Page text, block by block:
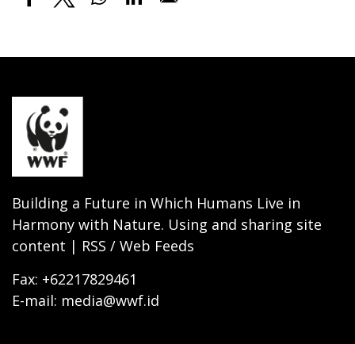
Building a Future in Which Humans Live in
Harmony with Nature. Using and sharing site
content | RSS / Web Feeds
Fax: +62217829461
E-mail: media@wwf.id